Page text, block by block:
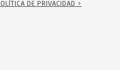
DE PRIVACIDAD >